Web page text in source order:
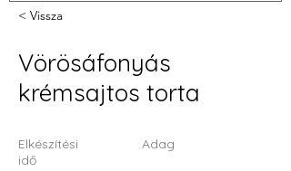
< Vissza
Vörösáfonyás
krémsajtos torta
Elkészítési
idő
Adag